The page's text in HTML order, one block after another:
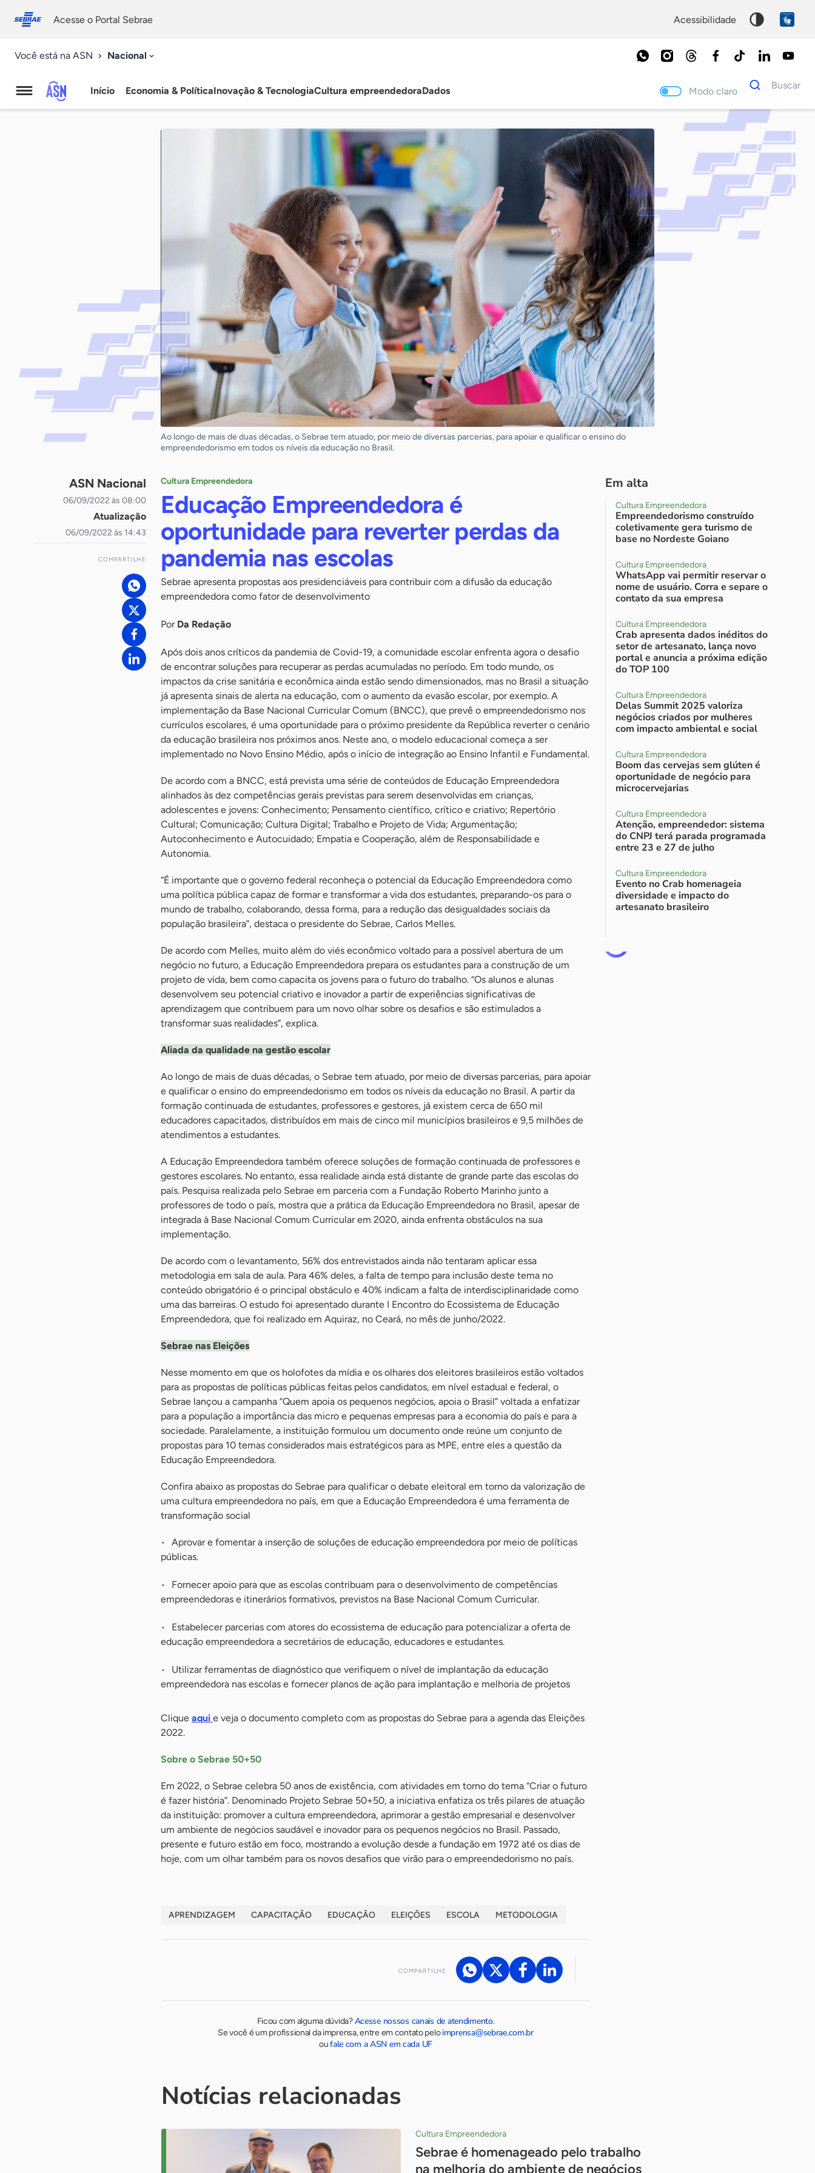
conosco
Acesse o Portal Sebrae acessibilidade
Você está na ASN Nacional
Agência
Início Economia & PolíticaInovação & TecnologiaCultura empreendedoraDados Modo claro
Dados
para
Buscar
Palavra
chave
Ao longo de mais de duas décadas, o Sebrae tem atuado, por meio de diversas parcerias, para apoiar e qualificar o ensino do
empreendedorismo em todos os níveis da educação no Brasil.
ASN Nacional
06/09/2022 às 08:00
Atualização
06/09/2022 às 14:43
COMPARTILHE
Cultura Empreendedora
Educação Empreendedora é
oportunidade para reverter perdas da
pandemia nas escolas
Sebrae apresenta propostas aos presidenciáveis para contribuir com a difusão da educação
empreendedora como fator de desenvolvimento
Por Da Redação
Após dois anos críticos da pandemia de Covid-19, a comunidade escolar enfrenta agora o desafio
de encontrar soluções para recuperar as perdas acumuladas no período. Em todo mundo, os
impactos da crise sanitária e econômica ainda estão sendo dimensionados, mas no Brasil a situação
já apresenta sinais de alerta na educação, com o aumento da evasão escolar, por exemplo. A
implementação da Base Nacional Curricular Comum (BNCC), que prevê o empreendedorismo nos
currículos escolares, é uma oportunidade para o próximo presidente da República reverter o cenário
da educação brasileira nos próximos anos. Neste ano, o modelo educacional começa a ser
implementado no Novo Ensino Médio, após o início de integração ao Ensino Infantil e Fundamental.
De acordo com a BNCC, está prevista uma série de conteúdos de Educação Empreendedora
alinhados às dez competências gerais previstas para serem desenvolvidas em crianças,
adolescentes e jovens: Conhecimento; Pensamento científico, crítico e criativo; Repertório
Cultural; Comunicação; Cultura Digital; Trabalho e Projeto de Vida; Argumentação;
Autoconhecimento e Autocuidado; Empatia e Cooperação, além de Responsabilidade e
Autonomia.
“É importante que o governo federal reconheça o potencial da Educação Empreendedora como
uma política pública capaz de formar e transformar a vida dos estudantes, preparando-os para o
mundo de trabalho, colaborando, dessa forma, para a redução das desigualdades sociais da
população brasileira”, destaca o presidente do Sebrae, Carlos Melles.
De acordo com Melles, muito além do viés econômico voltado para a possível abertura de um
negócio no futuro, a Educação Empreendedora prepara os estudantes para a construção de um
projeto de vida, bem como capacita os jovens para o futuro do trabalho. “Os alunos e alunas
desenvolvem seu potencial criativo e inovador a partir de experiências significativas de
aprendizagem que contribuem para um novo olhar sobre os desafios e são estimulados a
transformar suas realidades”, explica.
Aliada da qualidade na gestão escolar
Ao longo de mais de duas décadas, o Sebrae tem atuado, por meio de diversas parcerias, para apoiar
e qualificar o ensino do empreendedorismo em todos os níveis da educação no Brasil. A partir da
formação continuada de estudantes, professores e gestores, já existem cerca de 650 mil
educadores capacitados, distribuídos em mais de cinco mil municípios brasileiros e 9,5 milhões de
atendimentos a estudantes.
A Educação Empreendedora também oferece soluções de formação continuada de professores e
gestores escolares. No entanto, essa realidade ainda está distante de grande parte das escolas do
país. Pesquisa realizada pelo Sebrae em parceria com a Fundação Roberto Marinho junto a
professores de todo o país, mostra que a prática da Educação Empreendedora no Brasil, apesar de
integrada à Base Nacional Comum Curricular em 2020, ainda enfrenta obstáculos na sua
implementação.
De acordo com o levantamento, 56% dos entrevistados ainda não tentaram aplicar essa
metodologia em sala de aula. Para 46% deles, a falta de tempo para inclusão deste tema no
conteúdo obrigatório é o principal obstáculo e 40% indicam a falta de interdisciplinaridade como
uma das barreiras. O estudo foi apresentado durante I Encontro do Ecossistema de Educação
Empreendedora, que foi realizado em Aquiraz, no Ceará, no mês de junho/2022.
Sebrae nas Eleições
Nesse momento em que os holofotes da mídia e os olhares dos eleitores brasileiros estão voltados
para as propostas de políticas públicas feitas pelos candidatos, em nível estadual e federal, o
Sebrae lançou a campanha “Quem apoia os pequenos negócios, apoia o Brasil” voltada a enfatizar
para a população a importância das micro e pequenas empresas para a economia do país e para a
sociedade. Paralelamente, a instituição formulou um documento onde reúne um conjunto de
propostas para 10 temas considerados mais estratégicos para as MPE, entre eles a questão da
Educação Empreendedora.
Confira abaixo as propostas do Sebrae para qualificar o debate eleitoral em torno da valorização de
uma cultura empreendedora no país, em que a Educação Empreendedora é uma ferramenta de
transformação social
Aprovar e fomentar a inserção de soluções de educação empreendedora por meio de políticas
públicas.
Fornecer apoio para que as escolas contribuam para o desenvolvimento de competências
empreendedoras e itinerários formativos, previstos na Base Nacional Comum Curricular.
Estabelecer parcerias com atores do ecossistema de educação para potencializar a oferta de
educação empreendedora a secretários de educação, educadores e estudantes.
Utilizar ferramentas de diagnóstico que verifiquem o nível de implantação da educação
empreendedora nas escolas e fornecer planos de ação para implantação e melhoria de projetos
Clique aqui e veja o documento completo com as propostas do Sebrae para a agenda das Eleições
2022.
Sobre o Sebrae 50+50
Em 2022, o Sebrae celebra 50 anos de existência, com atividades em torno do tema “Criar o futuro
é fazer história”. Denominado Projeto Sebrae 50+50, a iniciativa enfatiza os três pilares de atuação
da instituição: promover a cultura empreendedora, aprimorar a gestão empresarial e desenvolver
um ambiente de negócios saudável e inovador para os pequenos negócios no Brasil. Passado,
presente e futuro estão em foco, mostrando a evolução desde a fundação em 1972 até os dias de
hoje, com um olhar também para os novos desafios que virão para o empreendedorismo no país.
APRENDIZAGEM CAPACITAÇÃO EDUCAÇÃO ELEIÇÕES ESCOLA METODOLOGIA
COMPARTILHE
Ficou com alguma dúvida?Acesse nossos canais de atendimento.
Se você é um profissional da imprensa, entre em contato peloimprensa@sebrae.com.br
oufale com a ASN em cada UF
Em alta
Cultura Empreendedora
Empreendedorismo construído
coletivamente gera turismo de
base no Nordeste Goiano
Cultura Empreendedora
WhatsApp vai permitir reservar o
nome de usuário. Corra e separe o
contato da sua empresa
Cultura Empreendedora
Crab apresenta dados inéditos do
setor de artesanato, lança novo
portal e anuncia a próxima edição
do TOP 100
Cultura Empreendedora
Delas Summit 2025 valoriza
negócios criados por mulheres
com impacto ambiental e social
Cultura Empreendedora
Boom das cervejas sem glúten é
oportunidade de negócio para
microcervejarias
Cultura Empreendedora
Atenção, empreendedor: sistema
do CNPJ terá parada programada
entre 23 e 27 de julho
Cultura Empreendedora
Evento no Crab homenageia
diversidade e impacto do
artesanato brasileiro
Notícias relacionadas
Cultura Empreendedora
Sebrae é homenageado pelo trabalho
na melhoria do ambiente de negócios